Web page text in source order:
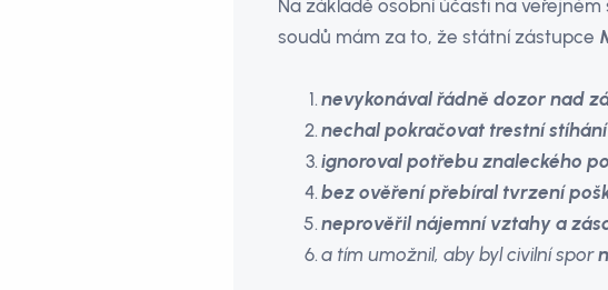
Na základě osobní účasti na
soudů mám za to, že státní zástupce
nevykonával řádně dozor nad
nechal pokračovat trestní
ignoroval potřebu znaleckého
bez ověření přebíral tvrzení
neprověřil nájemní vztahy a
a tím umožnil, aby byl civilní spor